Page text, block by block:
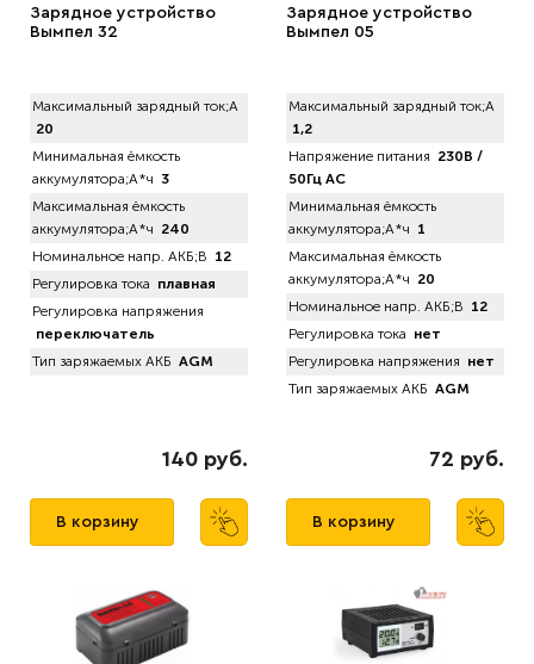
Зарядное устройство
Вымпел 32
Максимальный зарядный ток;А
20
Минимальная ёмкость
аккумулятора;А*ч 3
Максимальная ёмкость
аккумулятора;А*ч 240
Номинальное напр. АКБ;В 12
Регулировка тока плавная
Регулировка напряжения
переключатель
Тип заряжаемых АКБ AGM
140 руб.
В корзину
Зарядное устройство
Вымпел 05
Максимальный зарядный ток;А
1,2
Напряжение питания 230В /
50Гц AC
Минимальная ёмкость
аккумулятора;А*ч 1
Максимальная ёмкость
аккумулятора;А*ч 20
Номинальное напр. АКБ;В 12
Регулировка тока нет
Регулировка напряжения нет
Тип заряжаемых АКБ AGM
72 руб.
В корзину